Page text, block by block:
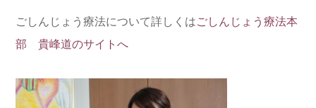
ごしんじょう療法について詳しくはごしんじょう療法本
部 貴峰道のサイトへ